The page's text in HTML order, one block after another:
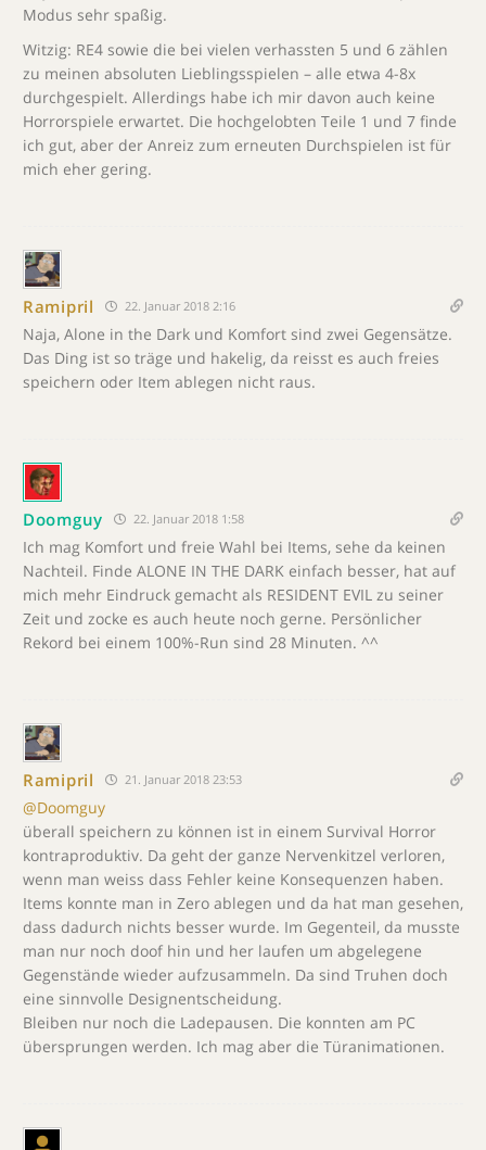
Modus sehr spaßig.
Witzig: RE4 sowie die bei vielen verhassten 5 und 6 zählen
zu meinen absoluten Lieblingsspielen – alle etwa 4-8x
durchgespielt. Allerdings habe ich mir davon auch keine
Horrorspiele erwartet. Die hochgelobten Teile 1 und 7 finde
ich gut, aber der Anreiz zum erneuten Durchspielen ist für
mich eher gering.
Ramipril 22. Januar 2018 2:16
Naja, Alone in the Dark und Komfort sind zwei Gegensätze.
Das Ding ist so träge und hakelig, da reisst es auch freies
speichern oder Item ablegen nicht raus.
Doomguy 22. Januar 2018 1:58
Ich mag Komfort und freie Wahl bei Items, sehe da keinen
Nachteil. Finde ALONE IN THE DARK einfach besser, hat auf
mich mehr Eindruck gemacht als RESIDENT EVIL zu seiner
Zeit und zocke es auch heute noch gerne. Persönlicher
Rekord bei einem 100%-Run sind 28 Minuten. ^^
Ramipril 21. Januar 2018 23:53
@Doomguy
überall speichern zu können ist in einem Survival Horror
kontraproduktiv. Da geht der ganze Nervenkitzel verloren,
wenn man weiss dass Fehler keine Konsequenzen haben.
Items konnte man in Zero ablegen und da hat man gesehen,
dass dadurch nichts besser wurde. Im Gegenteil, da musste
man nur noch doof hin und her laufen um abgelegene
Gegenstände wieder aufzusammeln. Da sind Truhen doch
eine sinnvolle Designentscheidung.
Bleiben nur noch die Ladepausen. Die konnten am PC
übersprungen werden. Ich mag aber die Türanimationen.